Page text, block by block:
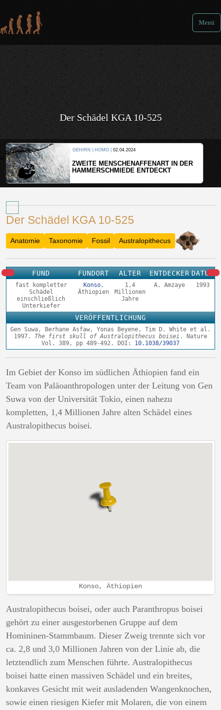
Menü
Der Schädel KGA 10-525
GEHIRN | HOMO | 02.04.2024
ZWEITE MENSCHENAFFENART IN DER
HAMMERSCHMIEDE ENTDECKT
Der Schädel KGA 10-525
Anatomie Taxonomie Fossil Australopithecus
FUND FUNDORT ALTER ENTDECKER DATUM
fast kompletter
Schädel
einschließlich
Unterkiefer
Konso,
Äthiopien
1,4
Millionen
Jahre
A. Amzaye 1993
VERÖFFENTLICHUNG
Gen Suwa, Berhane Asfaw, Yonas Beyene, Tim D. White et al.
1997. The first skull of Australopithecus boisei . Nature
Vol. 389, pp 489-492. DOI: 10.1038/39037
Im Gebiet der Konso im südlichen Äthiopien fand ein
Team von Paläoanthropologen unter der Leitung von Gen
Suwa von der Universität Tokio, einen nahezu
kompletten, 1,4 Millionen Jahre alten Schädel eines
Australopithecus boisei.
Konso, Äthiopien
Australopithecus boisei, oder auch Paranthropus boisei
gehört zu einer ausgestorbenen Gruppe auf dem
Homininen-Stammbaum. Dieser Zweig trennte sich vor
ca. 2,8 und 3,0 Millionen Jahren von der Linie ab, die
letztendlich zum Menschen führte. Australopithecus
boisei hatte einen massiven Schädel und ein breites,
konkaves Gesicht mit weit ausladenden Wangenknochen,
sowie einen riesigen Kiefer mit Molaren, die von einem